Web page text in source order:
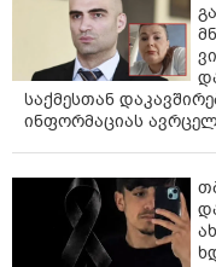
საქმესთან
ინფორმაციას